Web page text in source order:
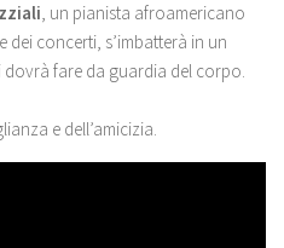
, un pianista afroamericano
dei concerti, s’imbatterà in un
fare da guardia del corpo.
e dell’amicizia.